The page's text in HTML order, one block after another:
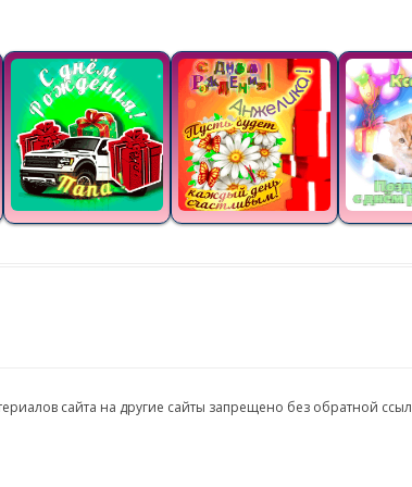
сайта на другие сайты запрещено без обратной